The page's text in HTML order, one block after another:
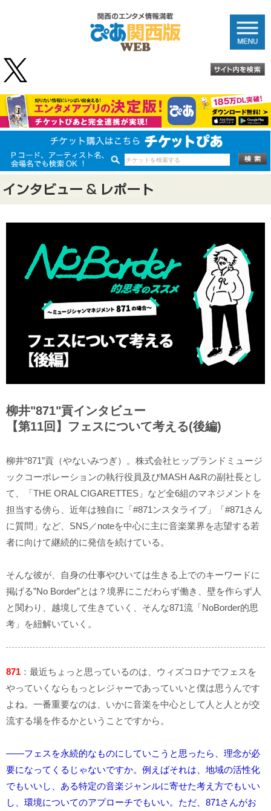
柳井"871"貢インタビュー
【第11回】フェスについて考える(後編)
柳井“871”貢（やないみつぎ）。株式会社ヒップランドミュージ
ックコーポレーションの執行役員及びMASH A&Rの副社長とし
て、「THE ORAL CIGARETTES」など全6組のマネジメントを
担当する傍ら、近年は独自に「#871ンスタライブ」「#871さん
に質問」など、SNS／noteを中心に主に音楽業界を志望する若
者に向けて継続的に発信を続けている。
そんな彼が、自身の仕事やひいては生きる上でのキーワードに
掲げる”No Border”とは？境界にこだわらず働き、壁を作らず人
と関わり、越境して生きていく、そんな871流「NoBorder的思
考」を紐解いていく。
871 ：最近ちょっと思っているのは、ウィズコロナでフェスを
やっていくならもっとレジャーであっていいと僕は思うんです
よね。一番重要なのは、いかに音楽を中心として人と人とが交
流する場を作るかということですから。
――フェスを永続的なものにしていこうと思ったら、理念が必
要になってくるじゃないですか。例えばそれは、地域の活性化
でもいいし、ある特定の音楽ジャンルに寄せた考え方でもいい
し、環境についてのアプローチでもいい。ただ、871さんがお